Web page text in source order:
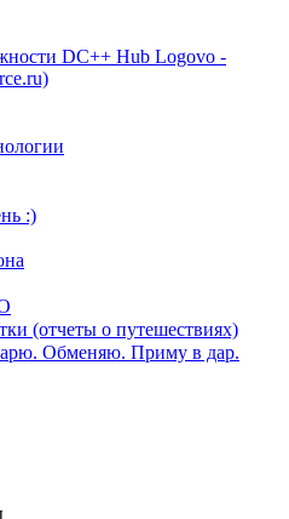
DC++ Hub Logovo -
:)
(отчеты о путешествиях)
Обменяю. Приму в дар.